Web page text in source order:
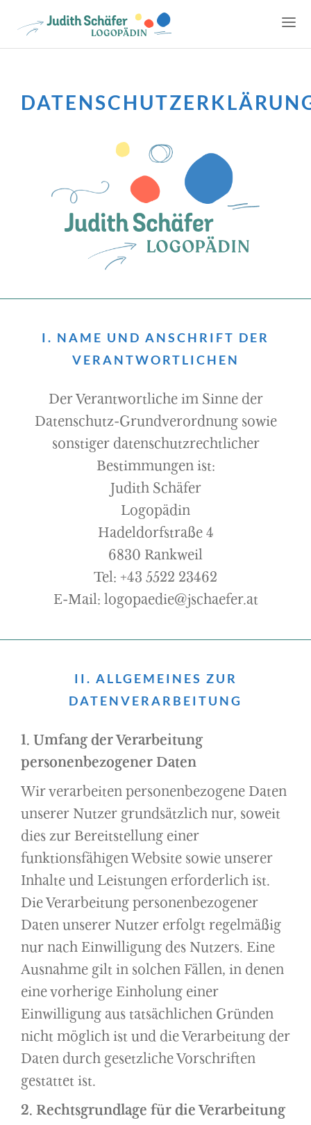
I. NAME UND ANSCHRIFT DER
VERANTWORTLICHEN
Der Verantwortliche im Sinne der
Datenschutz-Grundverordnung sowie
sonstiger datenschutzrechtlicher
Bestimmungen ist:
Judith Schäfer
Logopädin
Hadeldorfstraße 4
6830 Rankweil
Tel: +43 5522 23462
E-Mail: logopaedie@jschaefer.at
II. ALLGEMEINES ZUR
DATENVERARBEITUNG
1. Umfang der Verarbeitung
personenbezogener Daten
Wir verarbeiten personenbezogene Daten
unserer Nutzer grundsätzlich nur, soweit
dies zur Bereitstellung einer
funktionsfähigen Website sowie unserer
Inhalte und Leistungen erforderlich ist.
Die Verarbeitung personenbezogener
Daten unserer Nutzer erfolgt regelmäßig
nur nach Einwilligung des Nutzers. Eine
Ausnahme gilt in solchen Fällen, in denen
eine vorherige Einholung einer
Einwilligung aus tatsächlichen Gründen
nicht möglich ist und die Verarbeitung der
Daten durch gesetzliche Vorschriften
gestattet ist.
2. Rechtsgrundlage für die Verarbeitung